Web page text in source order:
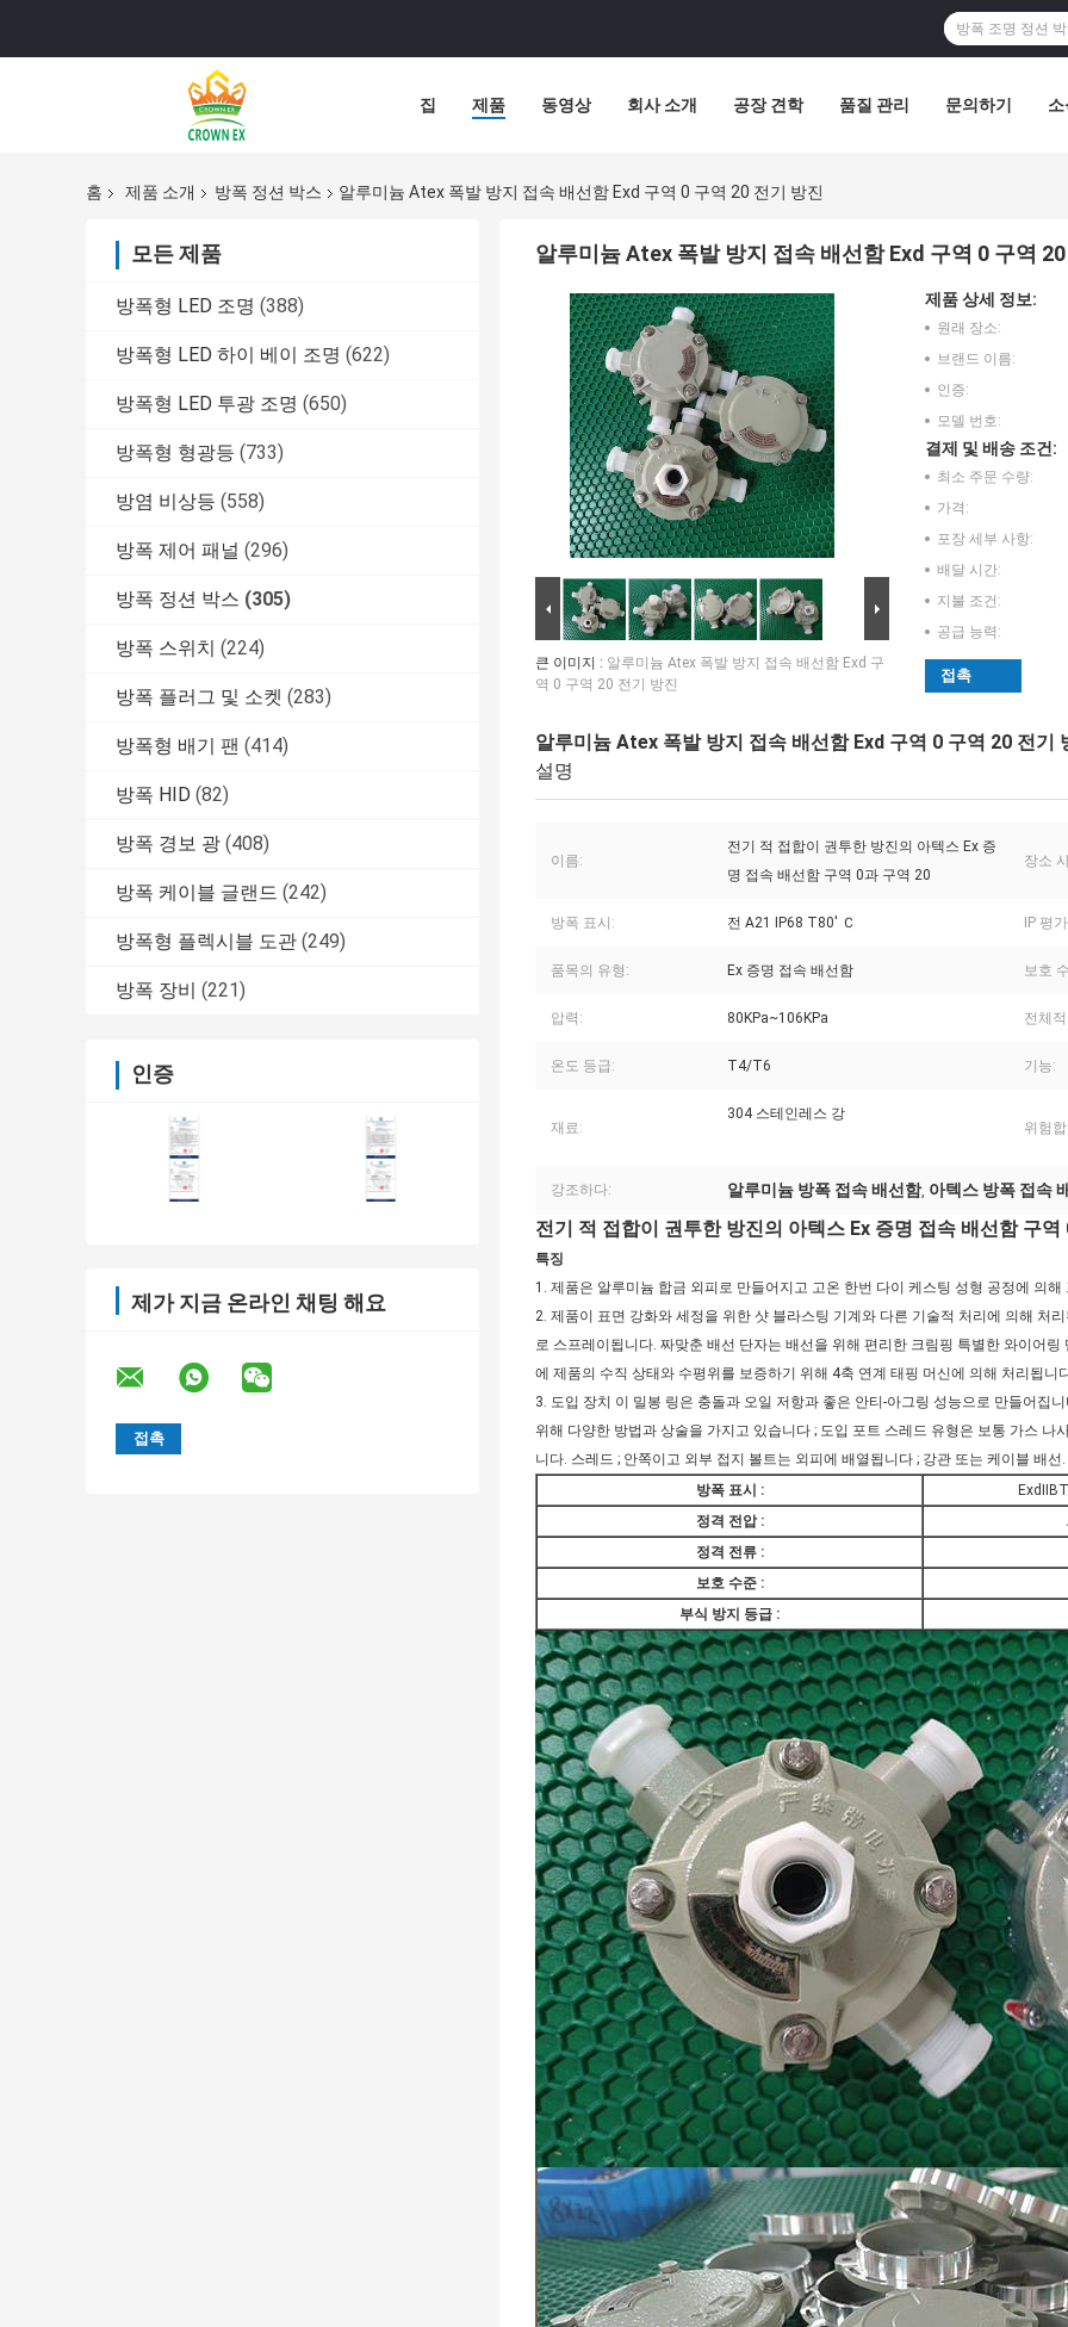
집 제품 동영상 회사 소개 공장 견학 품질 관리 문의하기
홈 제품 소개 방폭 정션 박스 알루미늄 Atex 폭발 방지 접속 배선함 Exd 구역 0 구역 20 전기 방진
모든 제품
방폭형 LED 조명 (388)
방폭형 LED 하이 베이 조명 (622)
방폭형 LED 투광 조명 (650)
방폭형 형광등 (733)
방염 비상등 (558)
방폭 제어 패널 (296)
방폭 정션 박스 (305)
방폭 스위치 (224)
방폭 플러그 및 소켓 (283)
방폭형 배기 팬 (414)
방폭 HID (82)
방폭 경보 광 (408)
방폭 케이블 글랜드 (242)
방폭형 플렉시블 도관 (249)
방폭 장비 (221)
인증
제가 지금 온라인 채팅 해요
알루미늄 Atex 폭발 방지 접속 배선함 Exd 구역 0 구역
큰 이미지 : 알루미늄 Atex 폭발 방지 접속 배선함 Exd 구
역 0 구역 20 전기 방진
제품 상세 정보:
원래 장소:
브랜드 이름:
인증:
모델 번호:
결제 및 배송 조건:
최소 주문 수량:
가격:
포장 세부 사항:
배달 시간:
지불 조건:
공급 능력:
접촉
알루미늄 Atex 폭발 방지 접속 배선함 Exd 구역 0 구역 20 전기
설명
이름:
전기 적 접합이 권투한 방진의 아텍스 Ex 증
명 접속 배선함 구역 0과 구역 20
장소
방폭 표시: 전 A21 IP68 T80' Ｃ IP 평
품목의 유형: Ex 증명 접속 배선함 보호
압력: 80KPa~106KPa 전체
온도 등급: T4/T6 기능:
재료:
304 스테인레스 강
위험
강조하다: 알루미늄 방폭 접속 배선함, 아텍스 방폭 접속
전기 적 접합이 권투한 방진의 아텍스 Ex 증명 접속 배선함 구역
특징
1. 제품은 알루미늄 합금 외피로 만들어지고 고온 한번 다이 케스팅 성형 공정에 의해
2. 제품이 표면 강화와 세정을 위한 샷 블라스팅 기계와 다른 기술적 처리에 의해 처
로 스프레이됩니다. 짜맞춘 배선 단자는 배선을 위해 편리한 크림핑 특별한 와이어
에 제품의 수직 상태와 수평위를 보증하기 위해 4축 연계 태핑 머신에 의해 처리됩니
3. 도입 장치 이 밀봉 링은 충돌과 오일 저항과 좋은 안티-아그링 성능으로 만들어집
위해 다양한 방법과 상술을 가지고 있습니다 ; 도입 포트 스레드 유형은 보통 가스
니다. 스레드 ; 안쪽이고 외부 접지 볼트는 외피에 배열됩니다 ; 강관 또는 케이블 배선.
방폭 표시 :
정격 전압 :
정격 전류 :
보호 수준 :
부식 방지 등급 :